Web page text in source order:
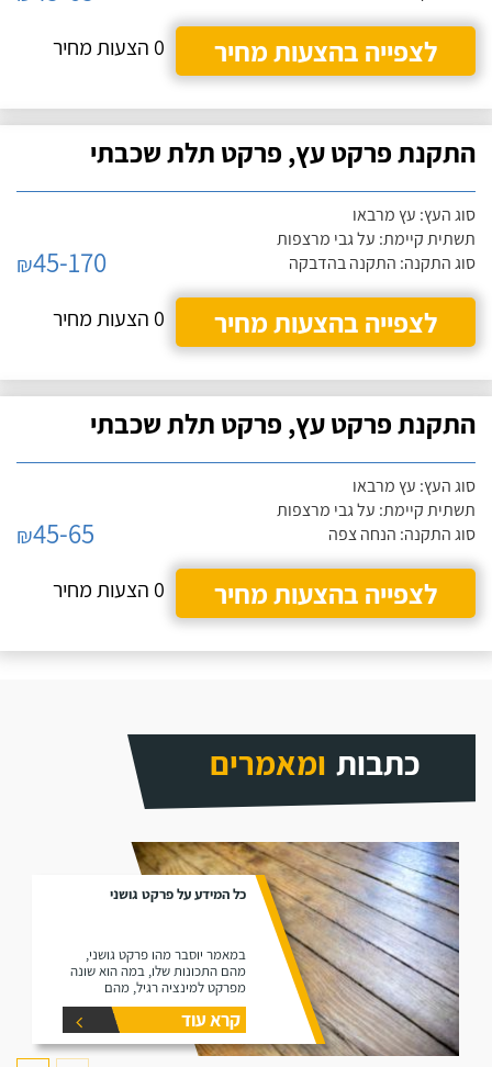
לצפייה בהצעות מחיר
0 הצעות מחיר
התקנת פרקט עץ, פרקט תלת שכבתי
סוג העץ: עץ מרבאו
תשתית קיימת: על גבי מרצפות
סוג התקנה: התקנה בהדבקה
₪45-170
לצפייה בהצעות מחיר
0 הצעות מחיר
התקנת פרקט עץ, פרקט תלת שכבתי
סוג העץ: עץ מרבאו
תשתית קיימת: על גבי מרצפות
סוג התקנה: הנחה צפה
₪45-65
לצפייה בהצעות מחיר
0 הצעות מחיר
כתבות ומאמרים
כל המידע על פרקט גושני
במאמר יוסבר מהו פרקט גושני,
מהם התכונות שלו, במה הוא שונה
מפרקט למינציה רגיל, מהם
היתרונות שלו ומהם החסרונות שלו.
קרא עוד